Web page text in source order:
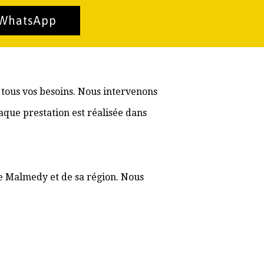
vos besoins. Nous intervenons
prestation est réalisée dans
et de sa région. Nous